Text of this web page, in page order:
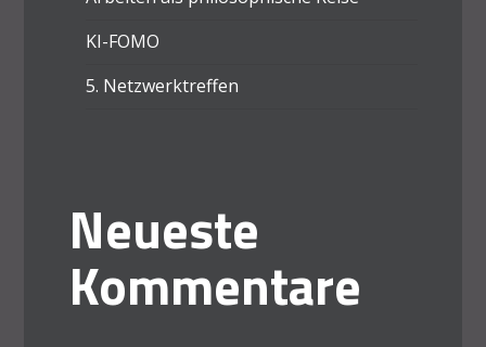
KI-FOMO
5. Netzwerktreffen
Neueste
Kommentare